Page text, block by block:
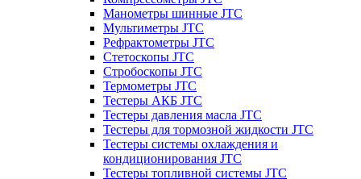
Манометры шинные JTC
Мультиметры JTC
Рефрактометры JTC
Стетоскопы JTC
Стробоскопы JTC
Термометры JTC
Тестеры АКБ JTC
Тестеры давления масла JTC
Тестеры для тормозной жидкости JTC
Тестеры системы охлаждения и
кондиционирования JTC
Тестеры топливной системы JTC